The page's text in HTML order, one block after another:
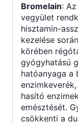
Bromelain:
vegyület
hisztamin-
kezelése
körében
gyógyhatású
hatóanyaga a
hasító
emésztését.
csökkenti a